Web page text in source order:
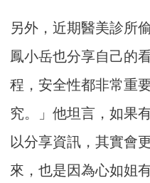
另外，近期醫美診所
鳳小岳也分享自己的
程，安全性都非常重
究。」他坦言，如果
以分享資訊，其實會
來，也是因為心如姐